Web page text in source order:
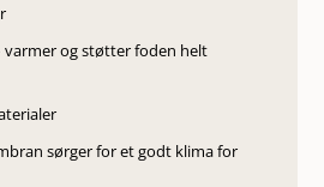
og støtter foden helt
sørger for et godt klima for